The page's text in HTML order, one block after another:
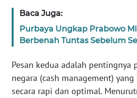
Baca Juga:
Purbaya Ungkap Prabowo
Berbenah Tuntas Sebelum
Pesan kedua adalah pentingnya
negara (cash management)
secara rapi dan optimal.
WN
KEPRI
WN